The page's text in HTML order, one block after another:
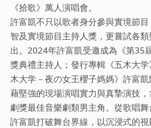
全新
台語
專輯
《尪
仔
物》
《拾歌》萬人演唱會。
許富凱不只以歌者身分參與實境節
智及實境節目主持人獎，更嘗試各
出。2024年許富凱受邀成為《第35
獎典禮主持人；發行專輯《五木大
木大学－夜の女王櫻子媽媽》許富
藉堅強的現場演唱實力與真摯演技
劇獎最佳音樂劇類男主角。從歌唱舞
許富凱打破舞台界線，以沉浸式的